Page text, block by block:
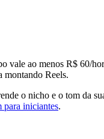
vale ao menos R$ 60/
montando Reels.
o nicho e o tom da
para iniciantes.